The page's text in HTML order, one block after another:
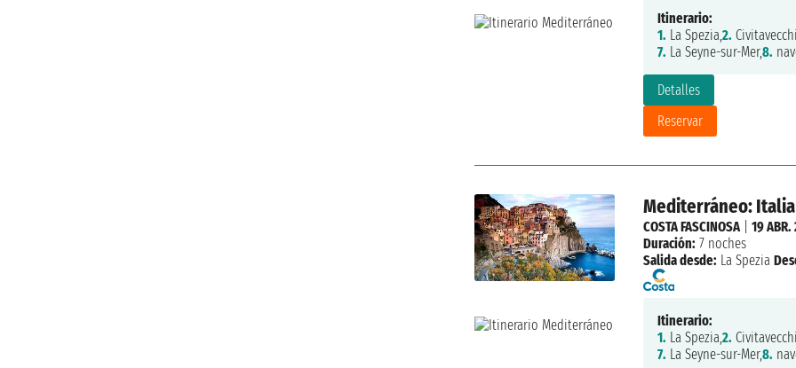
Detalles
Reservar
Itinerario:
1. La Spezia,2.
7. La Seyne-sur-Mer,8.
Mediterráneo: Italia
COSTA FASCINOSA| 19 ABR.
Duración: 7 noches
Salida desde: La Spezia
Itinerario:
1. La Spezia,2.
7. La Seyne-sur-Mer,8.